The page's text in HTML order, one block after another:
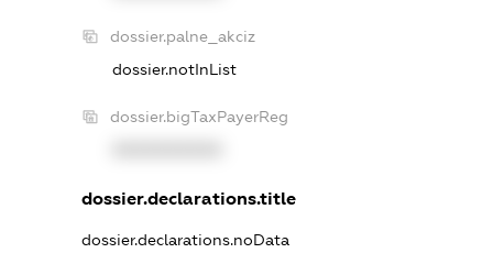
dossier.palne_akciz
dossier.notInList
dossier.bigTaxPayerReg
dossier.declarations.title
dossier.declarations.noData